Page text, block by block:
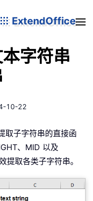
ExtendOffice
字符串
10-22
取子字符串的直接函
、MID 以及
提取各类子字符串。